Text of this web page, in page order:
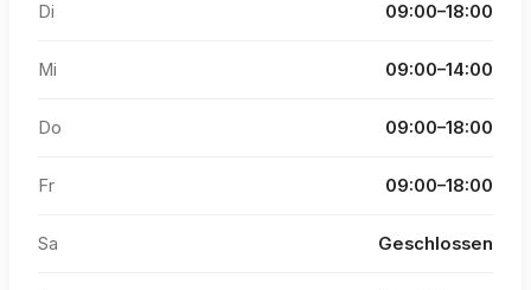
Di 09:00–18:00
Mi 09:00–14:00
Do 09:00–18:00
Fr 09:00–18:00
Sa Geschlossen